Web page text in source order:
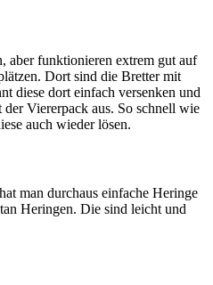
aber funktionieren extrem gut auf
Dort sind die Bretter mit
diese dort einfach versenken und
Viererpack aus. So schnell wie
auch wieder lösen.
man durchaus einfache Heringe
Heringen. Die sind leicht und